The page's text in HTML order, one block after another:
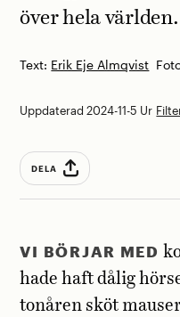
Text: Erik Eje Almqvist
över hela världen.
Uppdaterad 2024-11-5 Ur
DELA
VI BÖRJAR MED
hade haft dålig
tonåren sköt